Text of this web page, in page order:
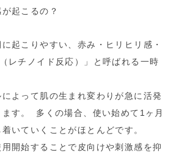
起こるの？
起こりやすい、赤み・ヒリヒリ感・
レチノイド反応）」と呼ばれる一時
よって肌の生まれ変わりが急に活発
す。 多くの場合、使い始めて1ヶ月
いていくことがほとんどです。
開始することで皮向けや刺激感を抑